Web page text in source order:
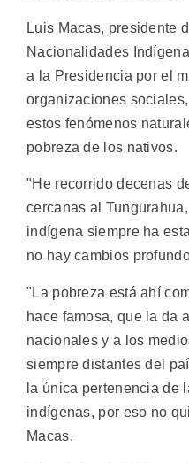
Luis Macas, presidente
Nacionalidades
a la Presidencia por el
organizaciones
estos fenómenos
pobreza de los nativos.
"He recorrido decenas
cercanas al
indígena siempre ha
no hay cambios
"La pobreza está ahí
hace famosa, que la da
nacionales y a los
siempre distantes del
la única pertenencia de
indígenas, por eso no
Macas.